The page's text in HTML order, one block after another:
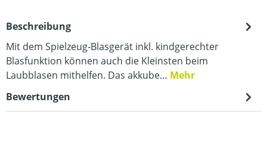
Beschreibung
Mit dem Spielzeug-Blasgerät inkl. kindgerechter
Blasfunktion können auch die Kleinsten beim
Laubblasen mithelfen. Das akkube… Mehr
Bewertungen